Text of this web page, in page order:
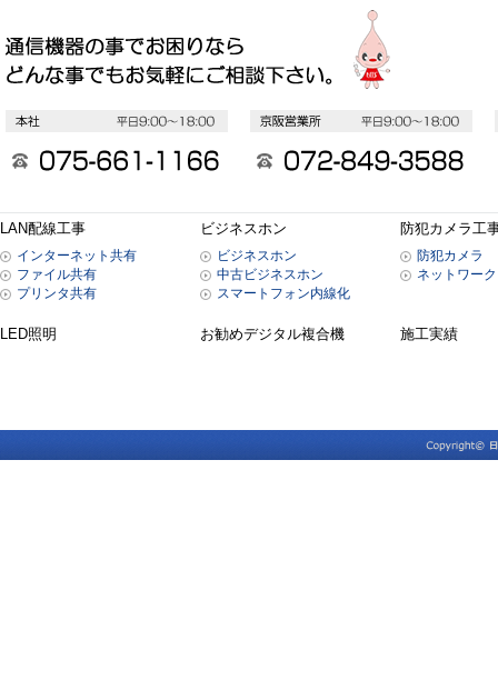
LAN配線工事
インターネット共有
ファイル共有
プリンタ共有
ビジネスホン
ビジネスホン
中古ビジネスホン
スマートフォン内線化
防犯カメラ工
防犯カメラ
ネットワー
LED照明 お勧めデジタル複合機 施工実績